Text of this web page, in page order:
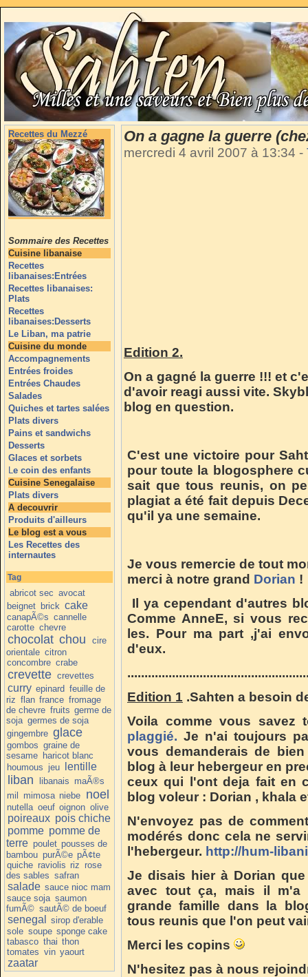
Recettes du Mezzé
Sommaire des Recettes
Cuisine libanaise
Recettes
libanaises:Entrées
Recettes libanaises:
Plats
Recettes
libanaises:Desserts
Le Liban, ma patrie
Cuisine du monde
Accompagnements
Entrées froides
Entrées Chaudes
Salades
Quiches et tartes salées
Plats divers
Pains et sandwichs
Desserts
Glaces et sorbets
Le coin des enfants
Cuisine Senegalaise
Plats divers
A decouvrir
Produits d'ailleurs
Le blog est a vous
Les Recettes des
internautes
Tag
abricot sec avocat
beignet brick cake
canapÃ©s cannelle
carotte chevre
chocolat chou
cire
orientale citron
concombre crabe
crevette crevettes
curry epinard feuille de
riz flan france fromage
de chevre fruits germe de
soja germes de soja
gingembre glace
gombos graine de
sesame haricot blanc
houmous jeu lentille
liban libanais maÃ®s
mil mimosa niebe noel
nutella oeuf oignon olive
poireaux pois chiche
pomme pomme de
terre poulet pousses de
bambou purÃ©e pÃ¢te
quiche raviolis riz rose
des sables safran
salade sauce nioc mam
sauce soja saumon
fumÃ© sautÃ© de boeuf
senegal
sirop d'erable
sole soupe sponge cake
tabasco thai thon
tomates vin yaourt
zaatar
On a gagne la guerre
mercredi 4 avril 2007 à 13:34 -
Edition 2.
On a gagné la guerre !!! et
d'avoir reagi aussi vite.
blog en question.
C'est une victoire pour
pour toute la blogosphere
sait que tous reunis, on
plagiat a été fait depuis
qu'il ya une semaine.
Je vous remercie de tout
merci à notre grand Dorian !
Il ya cependant d'autres
Comme AnneE, si vous
les. Pour ma part ,j'ai
d'eux.
Edition 1 .Sahten a besoin
Voila comme vous savez
plaggié. Je n'ai toujours
vous demanderais de
blog à leur hebergeur en
ceux qui l'ont deja fait en
blog voleur : Dorian , khala
N'envoyez pas de
modérés donc cela ne
l'hebergeur. http://hum-
Je disais hier à Dorian
avec tout ça, mais il m'a
grande famille dans la
tous reunis que l'on peut
Merci les copins
N'hesitez pas à nous